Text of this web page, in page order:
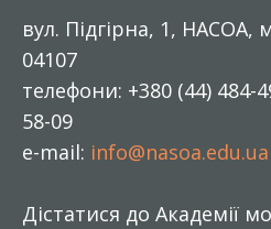
вул. Підгірна, 1, НАСОА,
04107
телефони: +380 (44) 484-
58-09
e-mail: info@nasoa.edu.ua
Дістатися до Академії